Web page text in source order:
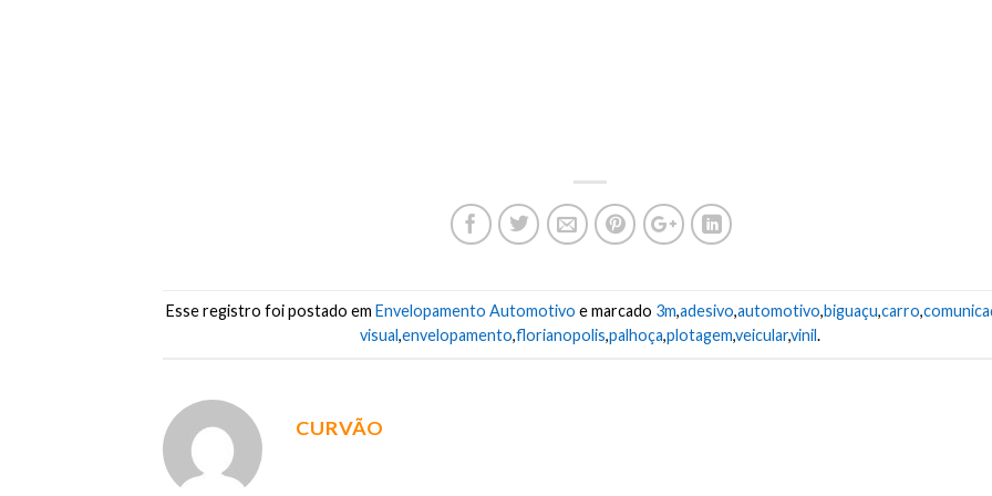
Esse registro foi postado em Envelopamento Automotivo e marcado 3m,adesivo,automotivo,biguaçu,carro,
visual,envelopamento,florianopolis,palhoça,plotagem,veicular,vinil.
CURVÃO